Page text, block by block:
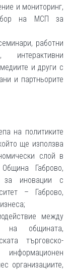
и мониторинг,
на МСП за
работни
и други с
и партньорите
на политиките
ще използва
слой в
Габрово,
за иновации с
– Габрово,
между
на общината,
търговско-
организациите,